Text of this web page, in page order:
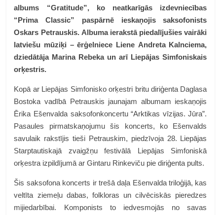
albums “Gratitude”, ko neatkarīgās izdevniecības
“Prima Classic” paspārnē ieskaņojis saksofonists
Oskars Petrauskis. Albuma ierakstā piedalījušies vairāki
latviešu mūziķi – ērģelniece Liene Andreta Kalnciema,
dziedātāja Marina Rebeka un arī Liepājas Simfoniskais
orķestris.
Kopā ar Liepājas Simfonisko orķestri britu diriģenta Daglasa
Bostoka vadībā Petrauskis jaunajam albumam ieskaņojis
Ērika Ešenvalda saksofonkoncertu “Arktikas vīzijas. Jūra”.
Pasaules pirmatskaņojumu šis koncerts, ko Ešenvalds
savulaik rakstījis tieši Petrauskim, piedzīvoja 28. Liepājas
Starptautiskajā zvaigžņu festivālā Liepājas Simfoniskā
orķestra izpildījumā ar Gintaru Rinkeviču pie diriģenta pults.
Šis saksofona koncerts ir trešā daļa Ešenvalda triloģijā, kas
veltīta ziemeļu dabas, folkloras un cilvēciskās pieredzes
mijiedarbībai. Komponists to iedvesmojās no savas